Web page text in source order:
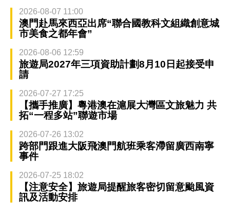
2026-08-07 11:00
澳門赴馬來西亞出席“聯合國教科文組織創意城
市美食之都年會”
2026-08-06 12:59
旅遊局2027年三項資助計劃8月10日起接受申
請
2026-07-27 17:25
【攜手推廣】粵港澳在滬展大灣區文旅魅力 共
拓“一程多站”聯遊市場
2026-07-26 13:02
跨部門跟進大阪飛澳門航班乘客滯留廣西南寧
事件
2026-07-25 18:02
【注意安全】旅遊局提醒旅客密切留意颱風資
訊及活動安排